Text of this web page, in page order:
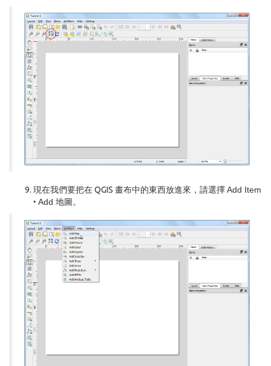
現在我們要把在 QGIS 畫布中的東西放進來，請選擇Add Item
‣ Add 地圖。